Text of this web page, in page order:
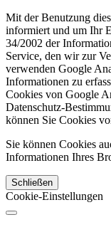
Mit der Benutzung
informiert und um Ihr
34/2002 der
Service, den wir zur
verwenden Google
Informationen zu
Cookies von Google
Datenschutz-
können Sie Cookies
Sie können Cookies
Informationen Ihres
Schließen
Cookie-Einstellungen